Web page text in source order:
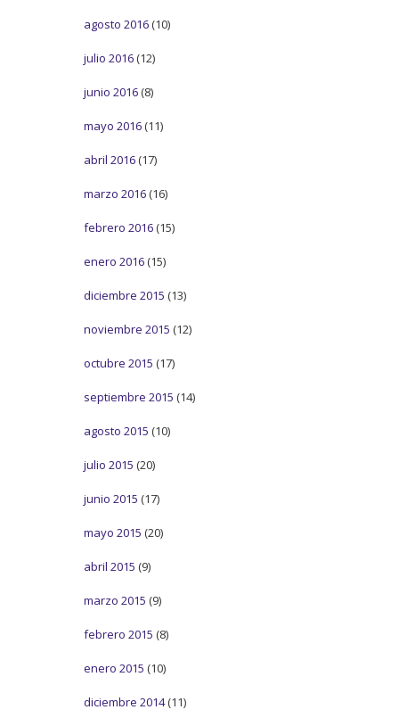
agosto 2016 (10)
julio 2016 (12)
junio 2016 (8)
mayo 2016 (11)
abril 2016 (17)
marzo 2016 (16)
febrero 2016 (15)
enero 2016 (15)
diciembre 2015 (13)
noviembre 2015 (12)
octubre 2015 (17)
septiembre 2015 (14)
agosto 2015 (10)
julio 2015 (20)
junio 2015 (17)
mayo 2015 (20)
abril 2015 (9)
marzo 2015 (9)
febrero 2015 (8)
enero 2015 (10)
diciembre 2014(11)